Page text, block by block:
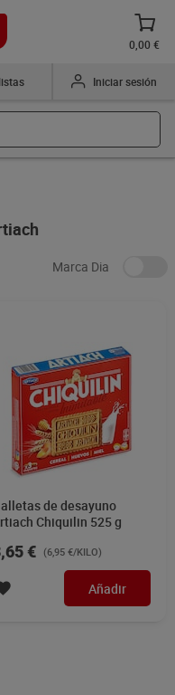
0,00 €
Iniciar sesión
Marca Dia
de desayuno
Chiquilin 525 g
€ (6,95 €/KILO)
Añadir